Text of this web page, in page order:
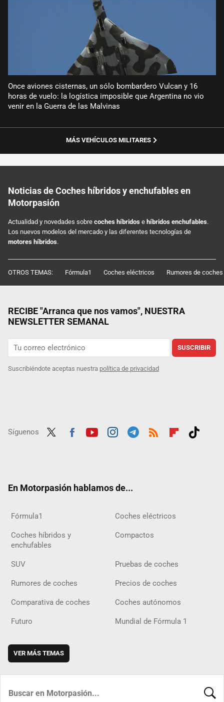
Once aviones cisternas, un sólo bombardero Vulcan y 16
horas de vuelo: la logística imposible que Argentina no vio
venir en la Guerra de las Malvinas
MÁS VEHÍCULOS MILITARES
Noticias de Coches híbridos y enchufables en
Motorpasión
Actualidad y novedades sobre coches híbridos e híbridos enchufables.
Los nuevos modelos del mercado y las diferentes tecnologías de
motores híbridos.
OTROS TEMAS: Fórmula1 Coches eléctricos Rumores de coches
RECIBE "Arranca que nos vamos", NUESTRA
NEWSLETTER SEMANAL
SUSCRIBIR
Suscribiéndote aceptas nuestra política de privacidad
Síguenos
En Motorpasión hablamos de...
Fórmula1 Coches eléctricos
Coches híbridos y
enchufables
Compactos
SUV Pruebas de coches
Rumores de coches Precios de coches
Comparativa de coches Coches autónomos
Futuro Mundial de Fórmula 1
VER MÁS TEMAS